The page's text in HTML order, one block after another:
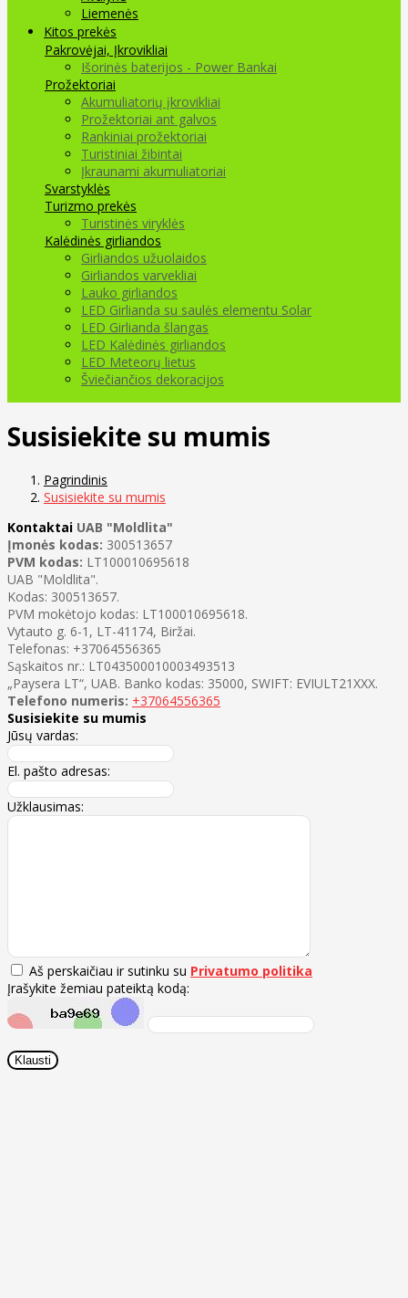
Liemenės
Kitos prekės
Pakrovėjai, Įkrovikliai
Išorinės baterijos - Power Bankai
Prožektoriai
Akumuliatorių įkrovikliai
Prožektoriai ant galvos
Rankiniai prožektoriai
Turistiniai žibintai
Įkraunami akumuliatoriai
Svarstyklės
Turizmo prekės
Turistinės viryklės
Kalėdinės girliandos
Girliandos užuolaidos
Girliandos varvekliai
Lauko girliandos
LED Girlianda su saulės elementu Solar
LED Girlianda šlangas
LED Kalėdinės girliandos
LED Meteorų lietus
Šviečiančios dekoracijos
Susisiekite su mumis
Pagrindinis
Susisiekite su mumis
Kontaktai UAB "Moldlita"
Įmonės kodas: 300513657
PVM kodas: LT100010695618
UAB "Moldlita".
Kodas: 300513657.
PVM mokėtojo kodas: LT100010695618.
Vytauto g. 6-1, LT-41174, Biržai.
Telefonas: +37064556365
Sąskaitos nr.: LT043500010003493513
„Paysera LT“, UAB. Banko kodas: 35000, SWIFT: EVIULT21XXX.
Telefono numeris: +37064556365
Susisiekite su mumis
Jūsų vardas:
El. pašto adresas:
Užklausimas:
Aš perskaičiau ir sutinku su Privatumo politika
Įrašykite žemiau pateiktą kodą: